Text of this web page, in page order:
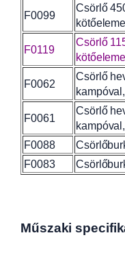
b
u
k
o
k
ö
e
F0099
Csörlő
F0119
Csörlő
F0062
Csörlő
F0061
Csörlő
F0088
F0083
Műszaki